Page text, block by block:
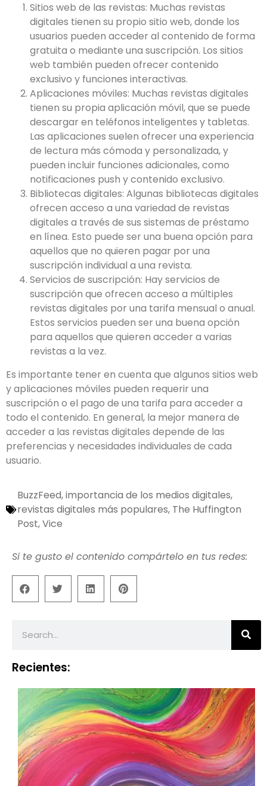
Sitios web de las revistas: Muchas revistas
digitales tienen su propio sitio web, donde los
usuarios pueden acceder al contenido de forma
gratuita o mediante una suscripción. Los sitios
web también pueden ofrecer contenido
exclusivo y funciones interactivas.
Aplicaciones móviles: Muchas revistas digitales
tienen su propia aplicación móvil, que se puede
descargar en teléfonos inteligentes y tabletas.
Las aplicaciones suelen ofrecer una experiencia
de lectura más cómoda y personalizada, y
pueden incluir funciones adicionales, como
notificaciones push y contenido exclusivo.
Bibliotecas digitales: Algunas bibliotecas digitales
ofrecen acceso a una variedad de revistas
digitales a través de sus sistemas de préstamo
en línea. Esto puede ser una buena opción para
aquellos que no quieren pagar por una
suscripción individual a una revista.
Servicios de suscripción: Hay servicios de
suscripción que ofrecen acceso a múltiples
revistas digitales por una tarifa mensual o anual.
Estos servicios pueden ser una buena opción
para aquellos que quieren acceder a varias
revistas a la vez.
Es importante tener en cuenta que algunos sitios web
y aplicaciones móviles pueden requerir una
suscripción o el pago de una tarifa para acceder a
todo el contenido. En general, la mejor manera de
acceder a las revistas digitales depende de las
preferencias y necesidades individuales de cada
usuario.
BuzzFeed,importancia de los medios digitales,
revistas digitales más populares, The Huffington
Post,Vice
Si te gusto el contenido compártelo en tus redes:
Recientes: